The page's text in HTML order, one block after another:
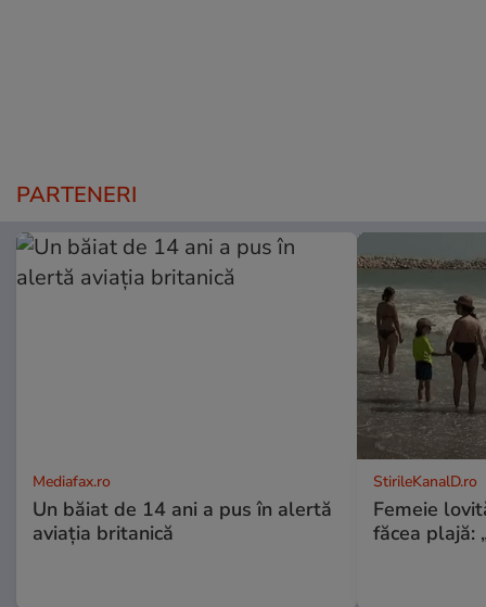
PARTENERI
Mediafax.ro
Un băiat de 14 ani a pus în alertă
aviația britanică
StirileKanalD.ro
Femeie
făcea plajă: